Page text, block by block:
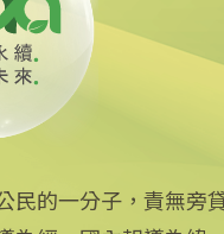
民的一分子，責無旁